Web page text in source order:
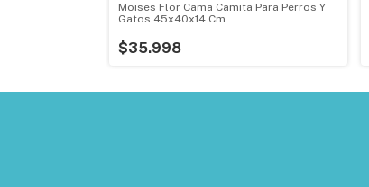
Moises Flor Cama Camita Para Perros Y
Gatos 45x40x14 Cm
$35.998